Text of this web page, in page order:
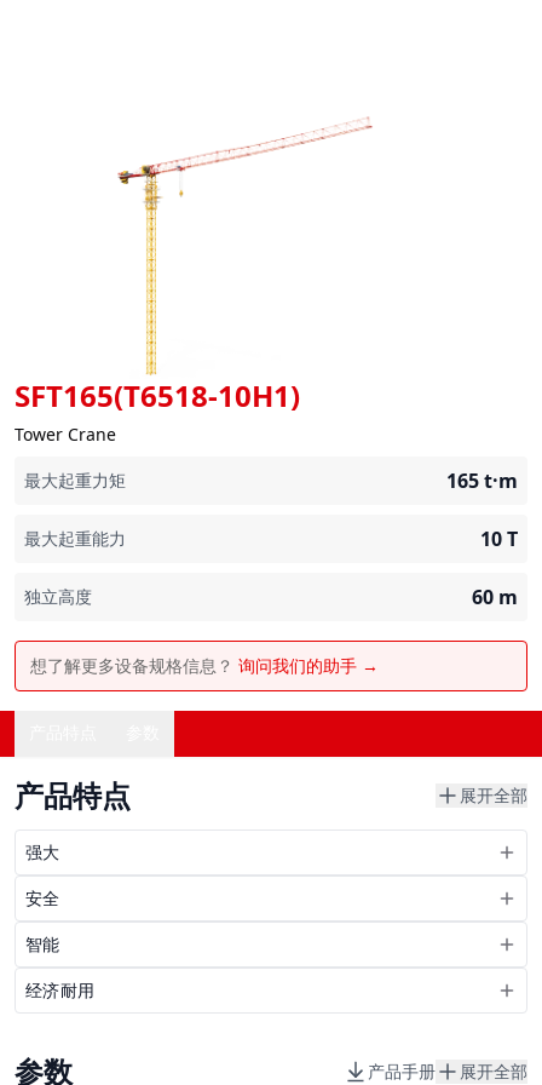
SFT165(T6518-10H1)
Tower Crane
最大起重力矩
165t·m
最大起重能力 10T
独立高度 60 m
想了解更多设备规格信息？ 询问我们的助手 →
产品特点 展开全部
强大
安全
智能
经济耐用
参数 产品手册 展开全部